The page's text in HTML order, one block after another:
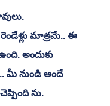
మాత్రమే.. ఈ
అందుకు
మీ నుండి అందే
సు.